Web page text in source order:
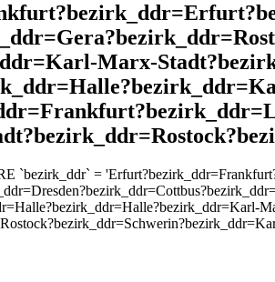
Marx-
`bezirk_ddr` =